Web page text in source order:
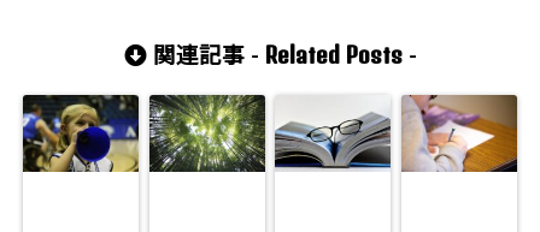
関連記事 - Related Posts-